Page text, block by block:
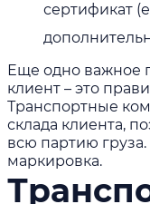
сертификат
Еще одно важное
клиент – это
Транспортные
склада клиента,
всю партию
маркировка.